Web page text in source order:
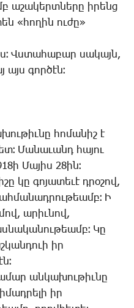
ա­շա­կերտ­նե­րը ի­րենց
«հո­ղին ու­ժը»
Վս­տա­հա­բար սա­կայն,
գոր­ծէն։
հո­մա­նիշ է
­Մա­նա­ւանդ հա­յու
­Մա­յիս 28ին։
կը գո­յա­տե­ւէ դրօ­շով,
Ի
ա­րիւ­նով,
­Կը
իր
ան­կա­խու­թիւ­նը
իր